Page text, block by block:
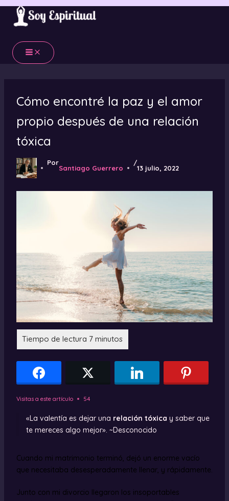
Ir
contenido
Cómo encontré la paz y el amor
propio después de una relación
tóxica
Por
Santiago Guerrero
/
13 julio, 2022
Visitas a este artículo 54
«La valentía es dejar una relación tóxica y saber que
te mereces algo mejor». ~Desconocido
Cuando mi matrimonio terminó, dejó un enorme vacío
que necesitaba desesperadamente llenar, y rápidamente.
Junto con mi divorcio llegaron los insoportables